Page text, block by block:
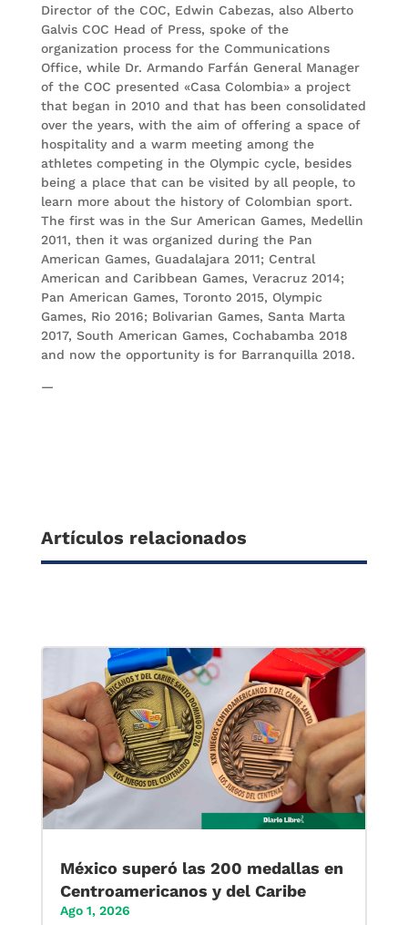
Director of the COC, Edwin Cabezas, also Alberto
Galvis COC Head of Press, spoke of the
organization process for the Communications
Office, while Dr. Armando Farfán General Manager
of the COC presented «Casa Colombia» a project
that began in 2010 and that has been consolidated
over the years, with the aim of offering a space of
hospitality and a warm meeting among the
athletes competing in the Olympic cycle, besides
being a place that can be visited by all people, to
learn more about the history of Colombian sport.
The first was in the Sur American Games, Medellin
2011, then it was organized during the Pan
American Games, Guadalajara 2011; Central
American and Caribbean Games, Veracruz 2014;
Pan American Games, Toronto 2015, Olympic
Games, Rio 2016; Bolivarian Games, Santa Marta
2017, South American Games, Cochabamba 2018
and now the opportunity is for Barranquilla 2018.
—
Artículos relacionados
México superó las 200 medallas en
Centroamericanos y del Caribe
Ago 1, 2026